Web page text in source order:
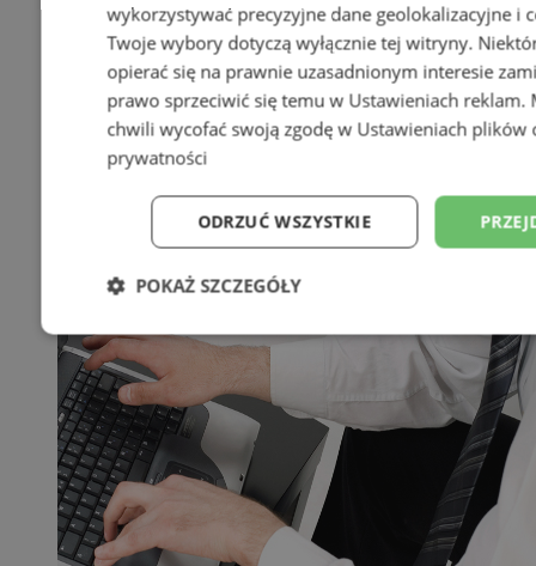
wykorzystywać precyzyjne dane geolokalizacyjne i
Twoje wybory dotyczą wyłącznie tej witryny.
opierać się na prawnie uzasadnionym interesie
prawo sprzeciwić się temu w Ustawieniach reklam.
chwili wycofać swoją zgodę w Ustawieniach plików
prywatności
ODRZUĆ WSZYSTKIE
POKAŻ SZCZEGÓŁY
Niezbędne Wydajność
Niesklasyfikowane